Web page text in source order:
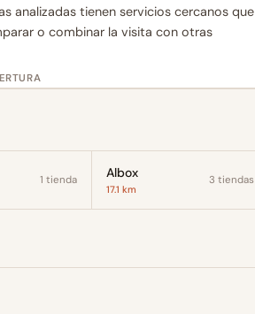
analizadas tienen servicios cercanos que
o combinar la visita con otras
1 tienda Albox
17.1 km
3 tiendas